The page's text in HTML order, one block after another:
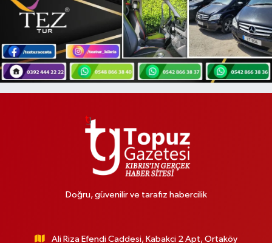
Doğru, güvenilir ve tarafız habercilik
Ali Riza Efendi Caddesi, Kabakci 2 Apt, Ortaköy